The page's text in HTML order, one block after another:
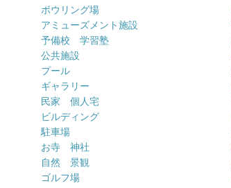
ボウリング場
アミューズメント施設
予備校 学習塾
公共施設
プール
ギャラリー
民家 個人宅
ビルディング
駐車場
お寺 神社
自然 景観
ゴルフ場